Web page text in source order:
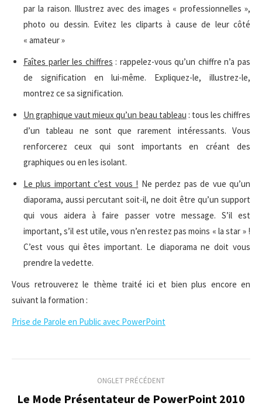
par la raison. Illustrez avec des images « professionnelles »,
photo ou dessin. Evitez les cliparts à cause de leur côté
« amateur »
Faîtes parler les chiffres : rappelez-vous qu’un chiffre n’a pas
de signification en lui-même. Expliquez-le, illustrez-le,
montrez ce sa signification.
Un graphique vaut mieux qu’un beau tableau : tous les chiffres
d’un tableau ne sont que rarement intéressants. Vous
renforcerez ceux qui sont importants en créant des
graphiques ou en les isolant.
Le plus important c’est vous ! Ne perdez pas de vue qu’un
diaporama, aussi percutant soit-il, ne doit être qu’un support
qui vous aidera à faire passer votre message. S’il est
important, s’il est utile, vous n’en restez pas moins « la star » !
C’est vous qui êtes important. Le diaporama ne doit vous
prendre la vedette.
Vous retrouverez le thème traité ici et bien plus encore en
suivant la formation :
Prise de Parole en Public avec PowerPoint
de
ONGLET PRÉCÉDENT
Onglet
Le Mode Présentateur de PowerPoint 2010